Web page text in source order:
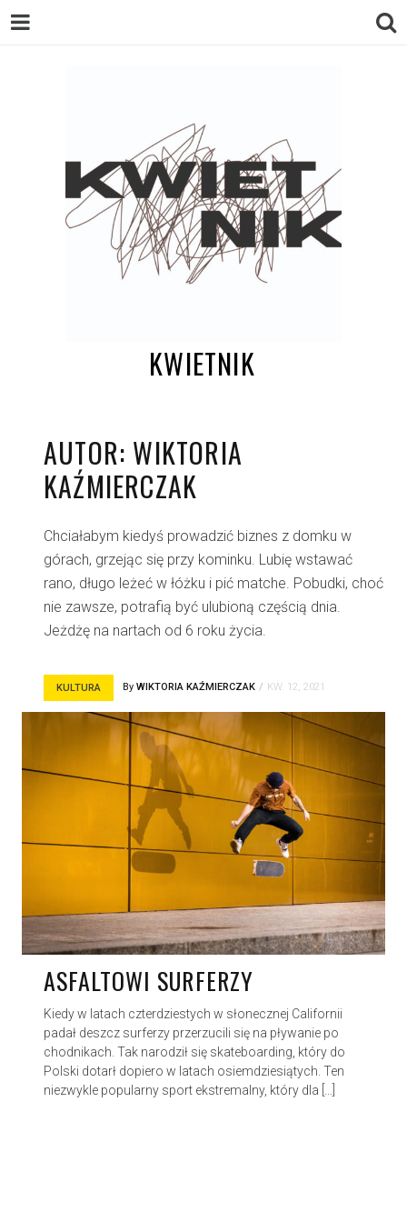
KWIETNIK
AUTOR: WIKTORIA
KAŹMIERCZAK
Chciałabym kiedyś prowadzić biznes z domku w
górach, grzejąc się przy kominku. Lubię wstawać
rano, długo leżeć w łóżku i pić matche. Pobudki, choć
nie zawsze, potrafią być ulubioną częścią dnia.
Jeżdżę na nartach od 6 roku życia.
KULTURA By WIKTORIA KAŹMIERCZAK KW. 12, 2021
ASFALTOWI SURFERZY
Kiedy w latach czterdziestych w słonecznej Californii
padał deszcz surferzy przerzucili się na pływanie po
chodnikach. Tak narodził się skateboarding, który do
Polski dotarł dopiero w latach osiemdziesiątych. Ten
niezwykle popularny sport ekstremalny, który dla […]